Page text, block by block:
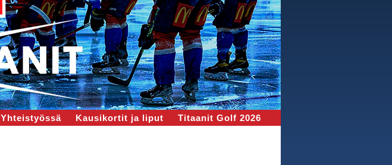
Yhteistyössä Kausikortit ja liput Titaanit Golf 2026